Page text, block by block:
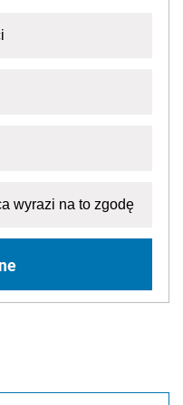
wyrazi na to zgodę